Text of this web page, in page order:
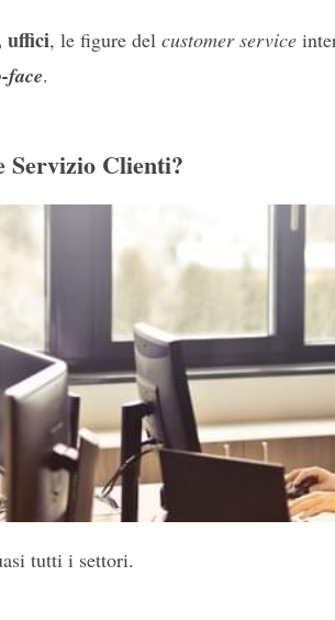
uffici, le figure del customer service
face.
Servizio Clienti?
tutti i settori.